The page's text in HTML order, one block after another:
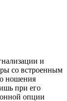
и
со встроенным
ношения
при его
опции